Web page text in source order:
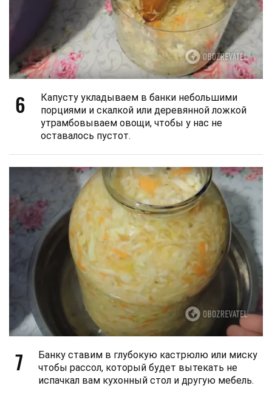
6
Капусту укладываем в банки небольшими
порциями и скалкой или деревянной ложкой
утрамбовываем овощи, чтобы у нас не
оставалось пустот.
7
Банку ставим в глубокую кастрюлю или миску
чтобы рассол, который будет вытекать не
испачкал вам кухонный стол и другую мебель.